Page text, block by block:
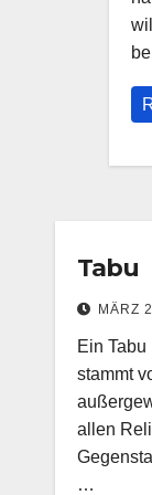
Tabu
MÄRZ
Ein
stammt
allen
…